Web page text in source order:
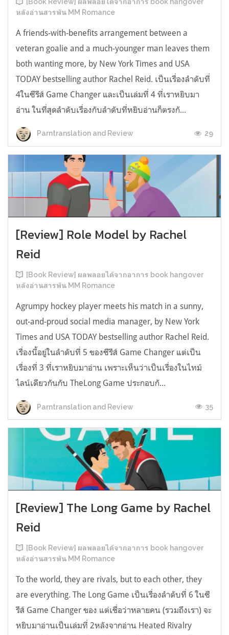
หลังอ่านสารพัน MM Romance
A friends-with-benefits arrangement between a
veteran goalie and a much-younger man leaves them
both wanting more, by New York Times and USA
TODAY bestselling author Rachel Reid. เป็นเรื่องลำดับที่
4ในซีรีส์ Game Changer และเป็นเล่มที่ 4 ที่เราหยิบมา
อ่าน ในที่สุดลำดับเรื่องกับลำดับที่หยิบอ่านก็ตรงกั...
Parntranslation and Review 29
[Review] Role Model by Rachel
Reid
[Book Review] ผลพลอยได้จากอาการ book hangover
หลังอ่านสารพัน MM Romance
Agrumpy hockey player meets his match in a sunny,
out-and-proud social media manager, by New York
Times and USA TODAY bestselling author Rachel Reid.
เรื่องนี้อยู่ในลำดับที่ 5 ของซีรีส์ Game Changer แต่เป็น
เรื่องที่ 3 ที่เราหยิบมาอ่าน เพราะเห็นว่าเป็นเรื่องในไทม์
ไลน์เดียวกันกับ TheLong Game ประกอบกั...
Parntranslation and Review 35
[Review] The Long Game by Rachel
Reid
[Book Review] ผลพลอยได้จากอาการ book hangover
หลังอ่านสารพัน MM Romance
To the world, they are rivals, but to each other, they
are everything. The Long Game เป็นเรื่องลำดับที่ 6 ในซี
รีส์ Game Changer ของ แต่เชื่อว่าหลายคน (รวมถึงเรา) จะ
หยิบมาอ่านเป็นเล่มที่ 2หลังจากอ่าน Heated Rivalry